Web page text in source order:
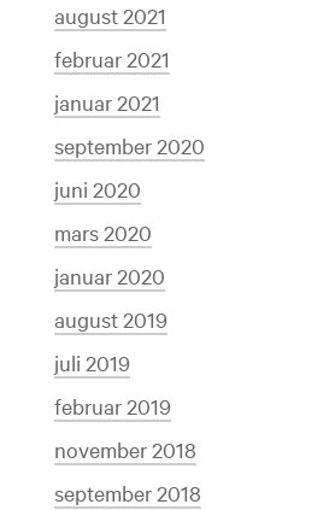
august 2021
februar 2021
januar 2021
september 2020
juni 2020
mars 2020
januar 2020
august 2019
juli 2019
februar 2019
november 2018
september 2018